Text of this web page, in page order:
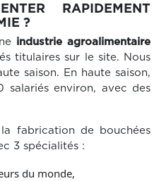
RAPIDEMENT
?
industrie agroalimentaire
titulaires sur le site. Nous
saison. En haute saison,
salariés environ, avec des
fabrication de bouchées
3 spécialités :
du monde,